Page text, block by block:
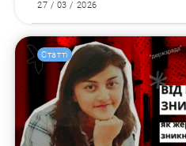
27 / 03 / 2026
Статті